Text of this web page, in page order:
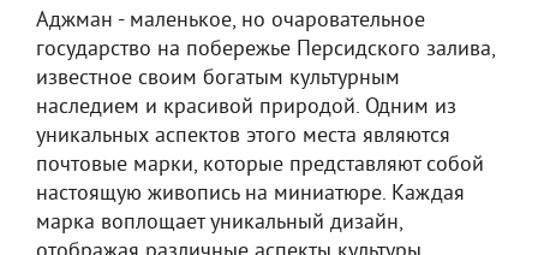
Аджман - маленькое, но очаровательное
государство на побережье Персидского залива,
известное своим богатым культурным
наследием и красивой природой. Одним из
уникальных аспектов этого места являются
почтовые марки, которые представляют собой
настоящую живопись на миниатюре. Каждая
марка воплощает уникальный дизайн,